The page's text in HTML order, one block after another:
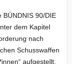
90/DIE
dem Kapitel
nach
Schusswaffen
aufgestellt.